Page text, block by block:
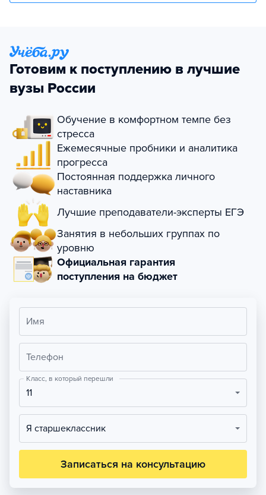
Готовим к поступлению в лучшие
вузы России
Обучение в комфортном темпе без
стресса
Ежемесячные пробники и аналитика
прогресса
Постоянная поддержка личного
наставника
Лучшие преподаватели-эксперты ЕГЭ
Занятия в небольших группах по
уровню
Официальная гарантия
поступления на бюджет
Имя
Телефон
Класс, в который перешли
11
Я старшеклассник
Записаться на консультацию